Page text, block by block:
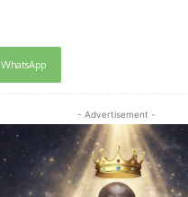
WhatsApp
- Advertisement -